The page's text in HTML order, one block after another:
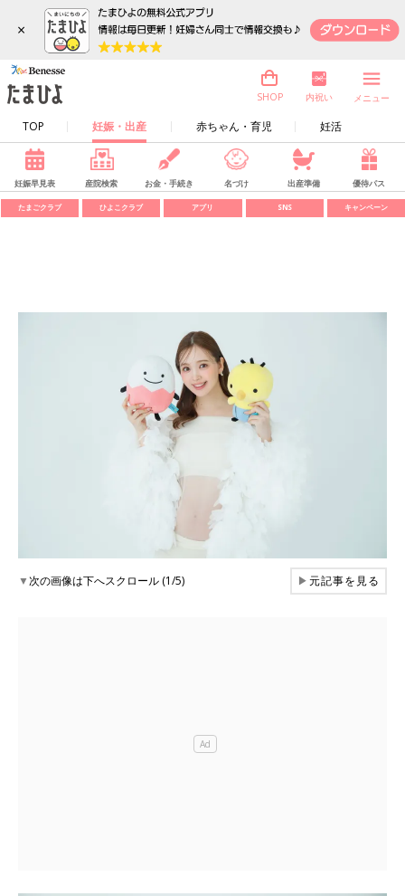
×
TOP 妊娠・出産 赤ちゃん・育児 妊活
SHOP 内祝い メニュー
妊娠早見表 産院検索 お金・手続き 名づけ 出産準備 優待パス
たまごクラブ ひよこクラブ アプリ SNS キャンペーン
▼次の画像は下へスクロール (1/5) ▶元記事を見る